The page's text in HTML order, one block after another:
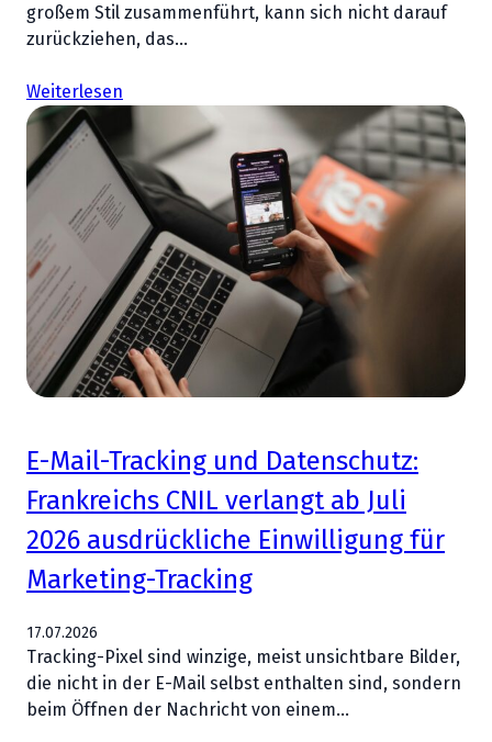
großem Stil zusammenführt, kann sich nicht darauf
zurückziehen, das…
Weiterlesen
E-Mail-Tracking und Datenschutz:
Frankreichs CNIL verlangt ab Juli
2026 ausdrückliche Einwilligung für
Marketing-Tracking
17.07.2026
Tracking-Pixel sind winzige, meist unsichtbare Bilder,
die nicht in der E-Mail selbst enthalten sind, sondern
beim Öffnen der Nachricht von einem…